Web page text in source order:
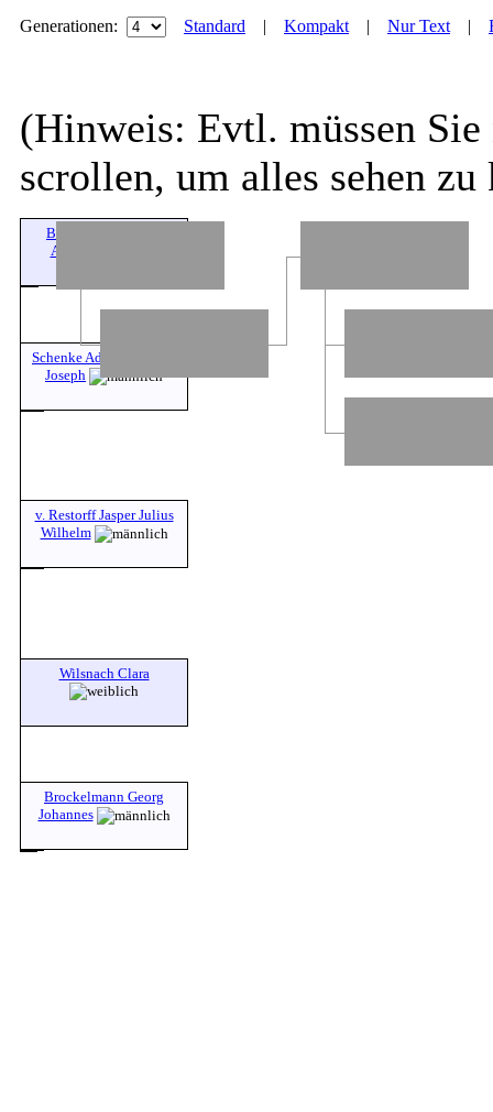
Generationen: Standard | Kompakt| Nur Text|
(Hinweis: Evtl. müssen Sie
scrollen, um alles sehen zu
Brockelmann Clara
Auguste Henriette
Schenke Adolf Friedrich
Joseph
v. Restorff Jasper Julius
Wilhelm
Wilsnach Clara
Brockelmann Georg
Johannes